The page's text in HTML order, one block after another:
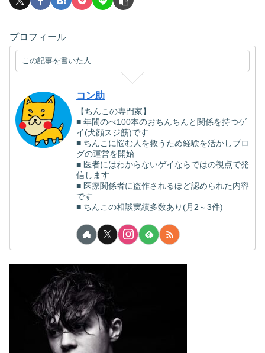
プロフィール
この記事を書いた人
コン助
【ちんこの専門家】
■ 年間のべ100本のおちんちんと関係を持つゲ
イ(犬顔スジ筋)です
■ ちんこに悩む人を救うため経験を活かしブロ
グの運営を開始
■ 医者にはわからないゲイならではの視点で発
信します
■ 医療関係者に盗作されるほど認められた内容
です
■ ちんこの相談実績多数あり(月2～3件)